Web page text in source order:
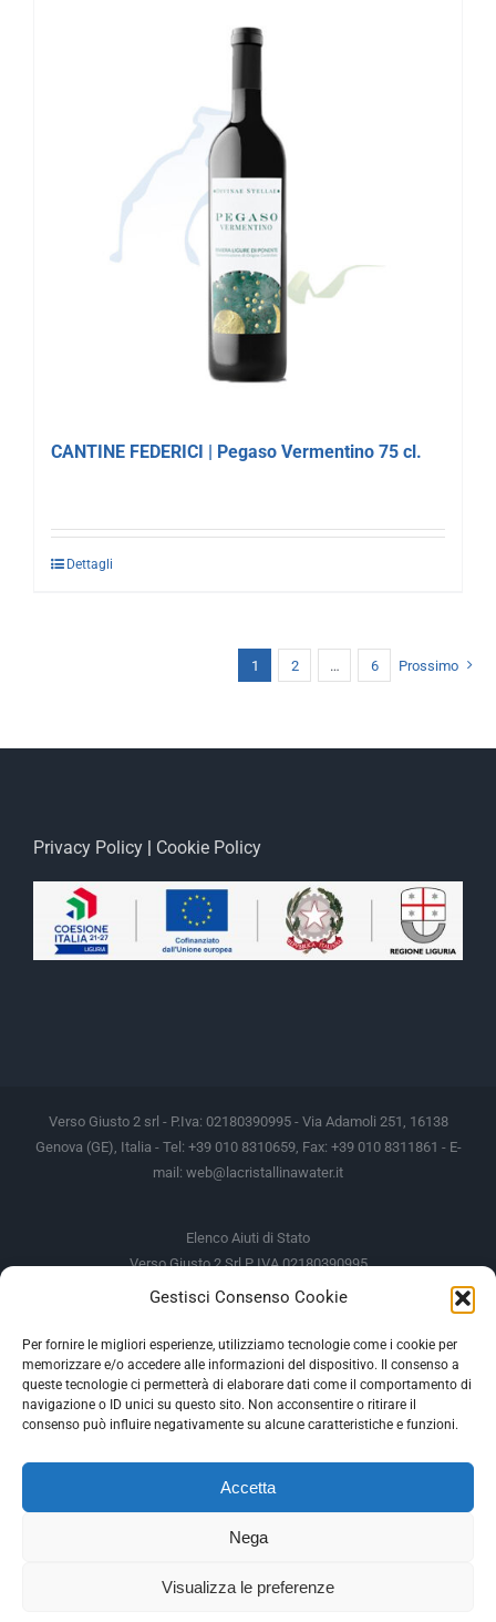
Gestisci Consenso Cookie
Per fornire le migliori esperienze, utilizziamo tecnologie come i cookie per
memorizzare e/o accedere alle informazioni del dispositivo. Il consenso a
queste tecnologie ci permetterà di elaborare dati come il comportamento di
navigazione o ID unici su questo sito. Non acconsentire o ritirare il
consenso può influire negativamente su alcune caratteristiche e funzioni.
Accetta
Nega
Visualizza le preferenze
CANTINE FEDERICI | Pegaso Vermentino 75 cl.
Dettagli
1 2 … 6 Prossimo
Privacy Policy Cookie Policy
Verso Giusto 2 srl - P.Iva: 02180390995 - Via Adamoli 251, 16138
Genova (GE), Italia - Tel: +39 010 8310659, Fax: +39 010 8311861 - E-
mail: web@lacristallinawater.it
Elenco Aiuti di Stato
Verso Giusto 2 Srl P IVA 02180390995
Soggetto Erogante
Somma Incassata
Agenzia delle Entrate
49.338,00 €
Agenzia delle Entrate
49.338,00 €
M.I.S.E
935,34 €
Gli altri aiuti di Stato sono consultabili sul REGISTRO NAZIONALE
--